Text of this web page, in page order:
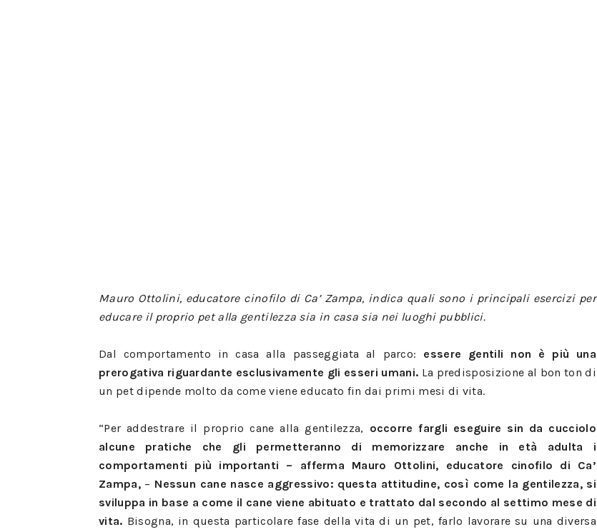
Mauro Ottolini, educatore cinofilo di Ca’ Zampa, indica quali sono i principali esercizi per
educare il proprio pet alla gentilezza sia in casa sia nei luoghi pubblici.
Dal comportamento in casa alla passeggiata al parco: essere gentili non è più una
prerogativa riguardante esclusivamente gli esseri umani. La predisposizione al bon ton di
un pet dipende molto da come viene educato fin dai primi mesi di vita.
“Per addestrare il proprio cane alla gentilezza, occorre fargli eseguire sin da cucciolo
alcune pratiche che gli permetteranno di memorizzare anche in età adulta i
comportamenti più importanti – afferma Mauro Ottolini, educatore cinofilo di Ca’
Zampa, – Nessun cane nasce aggressivo: questa attitudine, così come la gentilezza, si
sviluppa in base a come il cane viene abituato e trattato dal secondo al settimo mese di
vita. Bisogna, in questa particolare fase della vita di un pet, farlo lavorare su una diversa